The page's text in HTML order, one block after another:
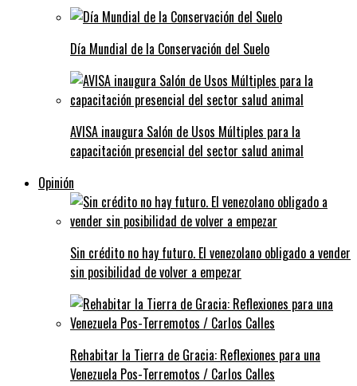
Día Mundial de la Conservación del Suelo
AVISA inaugura Salón de Usos Múltiples para la
capacitación presencial del sector salud animal
Opinión
Sin crédito no hay futuro. El venezolano obligado a vender
sin posibilidad de volver a empezar
Rehabitar la Tierra de Gracia: Reflexiones para una
Venezuela Pos-Terremotos / Carlos Calles